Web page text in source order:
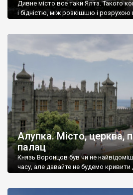
Дивне місто все таки Ялта. Такого
і бідністю, між розкішшю і розрухою
Алупка. Місто, церква,
палац
Князь Воронцов був чи не
часу, але давайте не будемо